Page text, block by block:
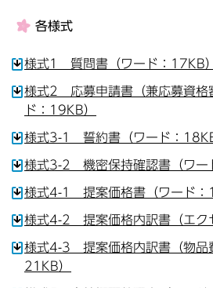
各様式
様式1 質問書（ワード：17KB）
様式2 応募申請書（兼応募資格
ド：19KB）
様式3-1 誓約書（ワード：18KB
様式3-2 機密保持確認書（ワー
様式4-1 提案価格書（ワード：
様式4-2 提案価格内訳書（エク
様式4-3 提案価格内訳書（物品
21KB）